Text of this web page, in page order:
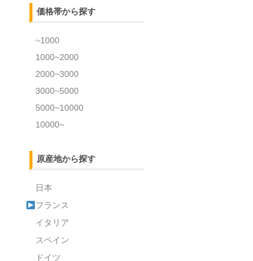
価格帯から探す
~1000
1000~2000
2000~3000
3000~5000
5000~10000
10000~
原産地から探す
日本
フランス
イタリア
スペイン
ドイツ